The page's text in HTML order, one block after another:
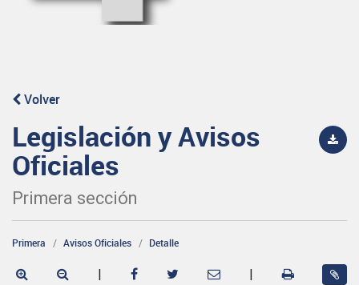
Volver
Legislación y Avisos
Oficiales
Primera sección
Primera Avisos Oficiales Detalle
| |